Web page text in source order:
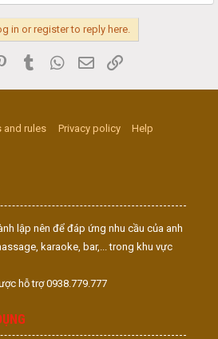
in or register to reply here.
PinterestTumblr WhatsApp
Email
and rules Privacy policy
Help
lập nên để đáp ứng nhu cầu của anh
karaoke, bar,... trong khu vực
hỗ trợ 0938.779.777